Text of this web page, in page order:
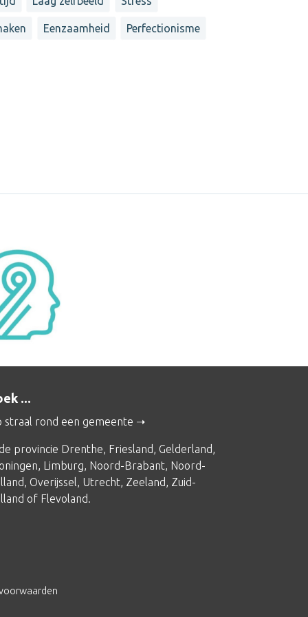
Eenzaamheid Perfectionisme
...
straal rond een gemeente
provincie Drenthe, Friesland, Gelderland,
, Limburg, Noord-Brabant, Noord-
, Overijssel, Utrecht, Zeeland, Zuid-
of Flevoland.